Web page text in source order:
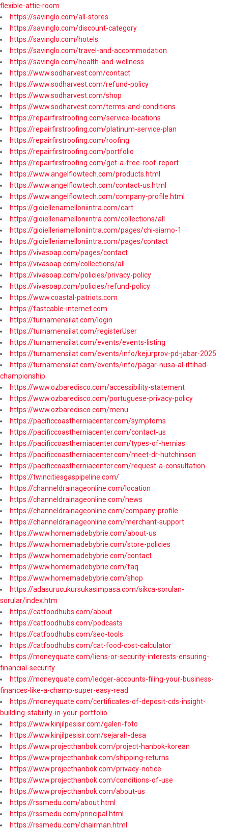
flexible-attic-room
https://savinglo.com/all-stores
https://savinglo.com/discount-category
https://savinglo.com/hotels
https://savinglo.com/travel-and-accommodation
https://savinglo.com/health-and-wellness
https://www.sodharvest.com/contact
https://www.sodharvest.com/refund-policy
https://www.sodharvest.com/shop
https://www.sodharvest.com/terms-and-conditions
https://repairfirstroofing.com/service-locations
https://repairfirstroofing.com/platinum-service-plan
https://repairfirstroofing.com/roofing
https://repairfirstroofing.com/portfolio
https://repairfirstroofing.com/get-a-free-roof-report
https://www.angelflowtech.com/products.html
https://www.angelflowtech.com/contact-us.html
https://www.angelflowtech.com/company-profile.html
https://gioielleriamelloniintra.com/cart
https://gioielleriamelloniintra.com/collections/all
https://gioielleriamelloniintra.com/pages/chi-siamo-1
https://gioielleriamelloniintra.com/pages/contact
https://vivasoap.com/pages/contact
https://vivasoap.com/collections/all
https://vivasoap.com/policies/privacy-policy
https://vivasoap.com/policies/refund-policy
https://www.coastal-patriots.com
https://fastcable-internet.com
https://turnamensilat.com/login
https://turnamensilat.com/registerUser
https://turnamensilat.com/events/events-listing
https://turnamensilat.com/events/info/kejurprov-pd-jabar-2025
https://turnamensilat.com/events/info/pagar-nusa-al-ittihad-
championship
https://www.ozbaredisco.com/accessibility-statement
https://www.ozbaredisco.com/portuguese-privacy-policy
https://www.ozbaredisco.com/menu
https://pacificcoastherniacenter.com/symptoms
https://pacificcoastherniacenter.com/contact-us
https://pacificcoastherniacenter.com/types-of-hernias
https://pacificcoastherniacenter.com/meet-dr-hutchinson
https://pacificcoastherniacenter.com/request-a-consultation
https://twincitiesgaspipeline.com/
https://channeldrainageonline.com/location
https://channeldrainageonline.com/news
https://channeldrainageonline.com/company-profile
https://channeldrainageonline.com/merchant-support
https://www.homemadebybrie.com/about-us
https://www.homemadebybrie.com/store-policies
https://www.homemadebybrie.com/contact
https://www.homemadebybrie.com/faq
https://www.homemadebybrie.com/shop
https://adasurucukursukasimpasa.com/sikca-sorulan-
sorular/index.htm
https://catfoodhubs.com/about
https://catfoodhubs.com/podcasts
https://catfoodhubs.com/seo-tools
https://catfoodhubs.com/cat-food-cost-calculator
https://moneyquate.com/liens-or-security-interests-ensuring-
financial-security
https://moneyquate.com/ledger-accounts-filing-your-business-
finances-like-a-champ-super-easy-read
https://moneyquate.com/certificates-of-deposit-cds-insight-
building-stability-in-your-portfolio
https://www.kinjilpesisir.com/galeri-foto
https://www.kinjilpesisir.com/sejarah-desa
https://www.projecthanbok.com/project-hanbok-korean
https://www.projecthanbok.com/shipping-returns
https://www.projecthanbok.com/privacy-notice
https://www.projecthanbok.com/conditions-of-use
https://www.projecthanbok.com/about-us
https://rssmedu.com/about.html
https://rssmedu.com/principal.html
https://rssmedu.com/chairman.html